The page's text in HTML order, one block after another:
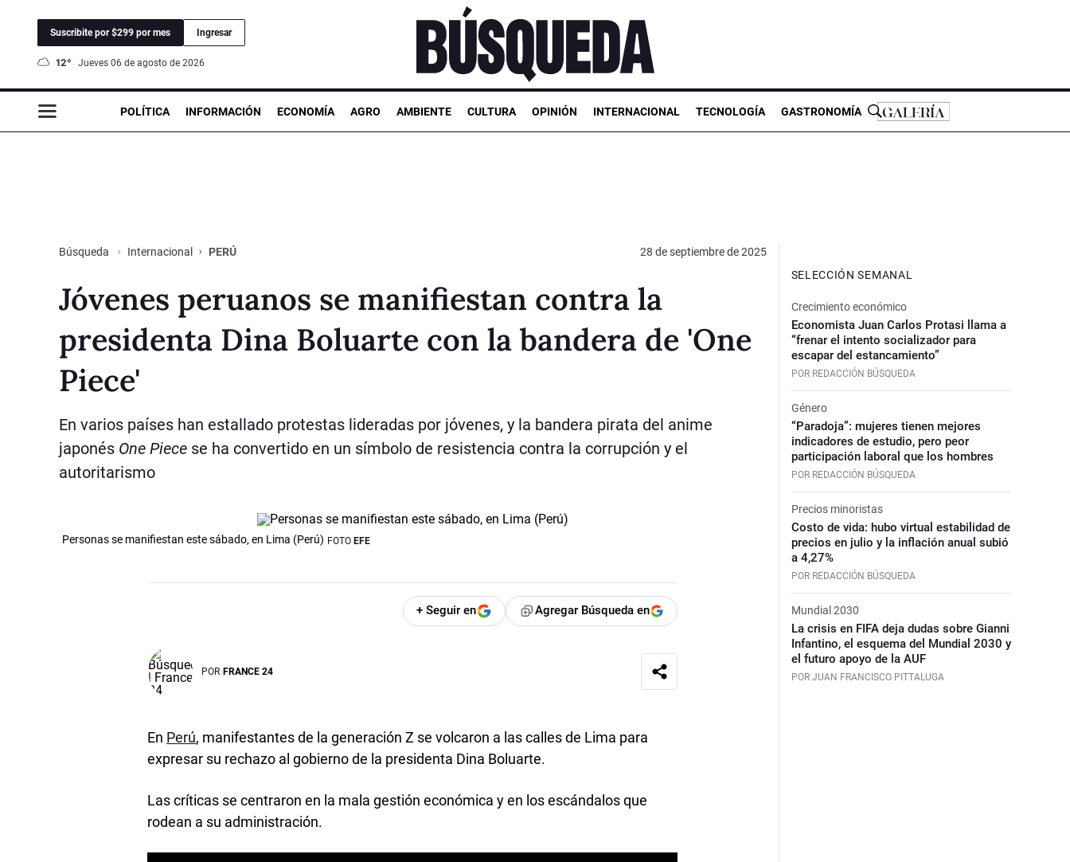
Suscribite por $299 por mes Ingresar
12° jueves 06 de agosto de 2026
POLÍTICA INFORMACIÓN ECONOMÍA AGRO AMBIENTE CULTURA OPINIÓN INTERNACIONAL TECNOLOGÍA GASTRONOMÍA
Búsqueda Internacional PERÚ 28 de septiembre de 2025
Jóvenes peruanos se manifiestan contra la
presidenta Dina Boluarte con la bandera de 'One
Piece'
En varios países han estallado protestas lideradas por jóvenes, y la bandera pirata del anime
japonés One Piece se ha convertido en un símbolo de resistencia contra la corrupción y el
autoritarismo
Personas se manifiestan este sábado, en Lima (Perú) FOTO EFE
+ Seguir en Agregar Búsqueda en
POR FRANCE 24
En Perú, manifestantes de la generación Z se volcaron a las calles de Lima para
expresar su rechazo al gobierno de la presidenta Dina Boluarte.
Las críticas se centraron en la mala gestión económica y en los escándalos que
rodean a su administración.
SELECCIÓN SEMANAL
Crecimiento económico
Economista Juan Carlos Protasi llama a
“frenar el intento socializador para
escapar del estancamiento”
POR REDACCIÓN BÚSQUEDA
Género
“Paradoja”: mujeres tienen mejores
indicadores de estudio, pero peor
participación laboral que los hombres
POR REDACCIÓN BÚSQUEDA
Precios minoristas
Costo de vida: hubo virtual estabilidad de
precios en julio y la inflación anual subió
a 4,27%
POR REDACCIÓN BÚSQUEDA
Mundial 2030
La crisis en FIFA deja dudas sobre Gianni
Infantino, el esquema del Mundial 2030 y
el futuro apoyo de la AUF
POR JUAN FRANCISCO PITTALUGA